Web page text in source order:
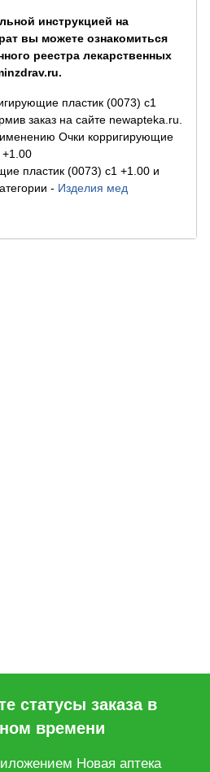
инструкцией на
вы можете ознакомиться
реестра лекарственных
пластик (0073) с1
заказ на сайте newapteka.ru.
Очки корригирующие
+1.00
пластик (0073) с1 +1.00 и
- Изделия мед
статусы заказа в
времени
Новая аптека